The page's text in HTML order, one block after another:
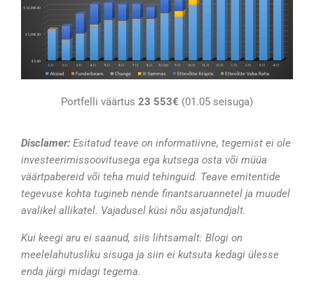
Portfelli väärtus 23 553€ (01.05 seisuga)
Disclamer: Esitatud teave on informatiivne, tegemist ei ole
investeerimissoovitusega ega kutsega osta või müüa
väärtpabereid või teha muid tehinguid. Teave emitentide
tegevuse kohta tugineb nende finantsaruannetel ja muudel
avalikel allikatel. Vajadusel küsi nõu asjatundjalt.
Kui keegi aru ei saanud, siis lihtsamalt: Blogi on
meelelahutusliku sisuga ja siin ei kutsuta kedagi ülesse
enda järgi midagi tegema.